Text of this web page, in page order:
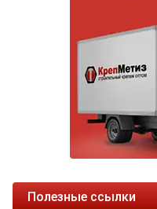
Полезные ссылки